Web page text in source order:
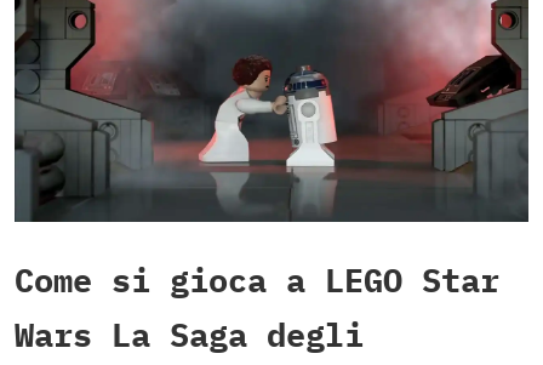
Come si gioca a LEGO Star
Wars La Saga degli